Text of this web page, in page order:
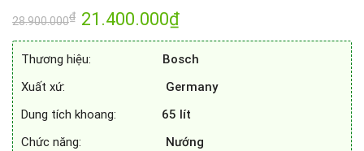
28.900.000₫ Giá
gốc
là:
21.400.000₫Giá
tại
21.400.000₫.
Thương hiệu:
Bosch
Xuất xứ:
Germany
Dung tích khoang:
65 lít
Chức năng:
Nướng